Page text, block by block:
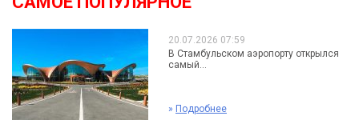
20.07.2026 07:59
В Стамбульском аэропорту открылся
самый...
» Подробнее